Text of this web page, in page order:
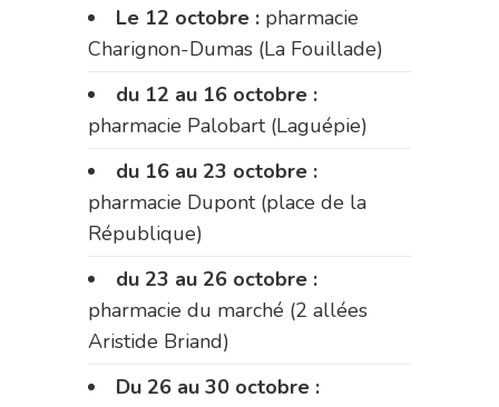
Le 12 octobre : pharmacie
Charignon-Dumas (La Fouillade)
du 12 au 16 octobre :
pharmacie Palobart (Laguépie)
du 16 au 23 octobre :
pharmacie Dupont (place de la
République)
du 23 au 26 octobre :
pharmacie du marché (2 allées
Aristide Briand)
Du 26 au 30 octobre :